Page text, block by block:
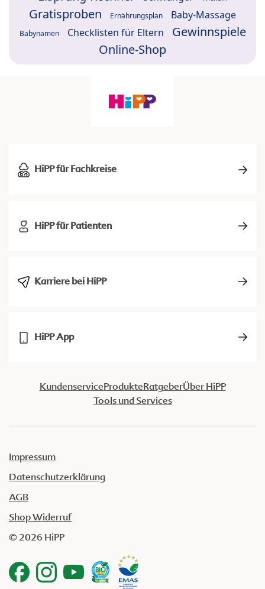
Gratisproben Ernährungsplan Baby-Massage
Babynamen Checklisten für Eltern
Gewinnspiele
Online-Shop
HiPP für Fachkreise
HiPP für Patienten
Karriere bei HiPP
HiPP App
KundenserviceProdukteRatgeberÜber HiPP
Tools und Services
Impressum
Datenschutzerklärung
AGB
Shop Widerruf
© 2026 HiPP